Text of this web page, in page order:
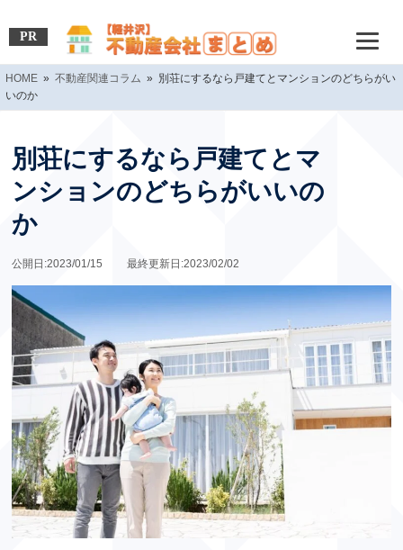
PR
HOME » 不動産関連コラム » 別荘にするなら戸建てとマンションのどちらがい
いのか
別荘にするなら戸建てとマ
ンションのどちらがいいの
か
公開日:2023/01/15 最終更新日:2023/02/02